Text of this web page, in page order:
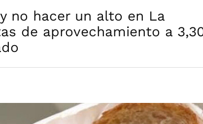
no hacer un alto en La
de aprovechamiento a